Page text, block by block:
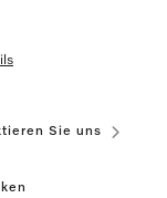
Sie uns